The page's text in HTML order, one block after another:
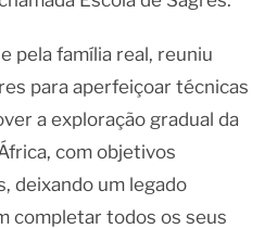
pela família real, reuniu
para aperfeiçoar técnicas
a exploração gradual da
com objetivos
deixando um legado
completar todos os seus